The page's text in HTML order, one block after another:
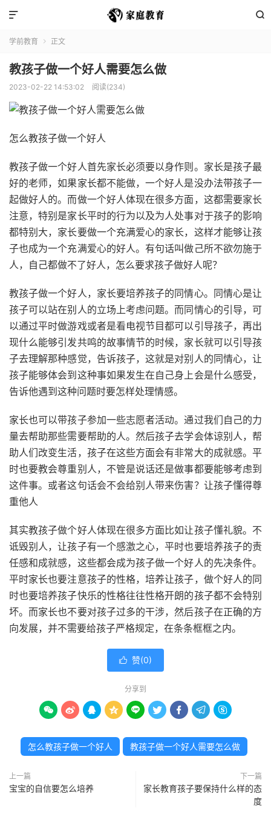


学前教育  正文
教孩子做一个好人需要怎么做
2023-02-22 14:53:02 阅读(234)
怎么教孩子做一个好人
教孩子做一个好人首先家长必须要以身作则。家长是孩子最
好的老师，如果家长都不能做，一个好人是没办法带孩子一
起做好人的。而做一个好人体现在很多方面，这都需要家长
注意，特别是家长平时的行为以及为人处事对于孩子的影响
都特别大，家长要做一个充满爱心的家长，这样才能够让孩
子也成为一个充满爱心的好人。有句话叫做己所不欲勿施于
人，自己都做不了好人，怎么要求孩子做好人呢？
教孩子做一个好人，家长要培养孩子的同情心。同情心是让
孩子可以站在别人的立场上考虑问题。而同情心的引导，可
以通过平时做游戏或者是看电视节目都可以引导孩子，再出
现什么能够引发共鸣的故事情节的时候，家长就可以引导孩
子去理解那种感觉，告诉孩子，这就是对别人的同情心，让
孩子能够体会到这种事如果发生在自己身上会是什么感受，
告诉他遇到这种问题时要怎样处理情感。
家长也可以带孩子参加一些志愿者活动。通过我们自己的力
量去帮助那些需要帮助的人。然后孩子去学会体谅别人，帮
助人们改变生活，孩子在这些方面会有非常大的成就感。平
时也要教会尊重别人，不管是说话还是做事都要能够考虑到
这件事。或者这句话会不会给别人带来伤害？让孩子懂得尊
重他人
其实教孩子做个好人体现在很多方面比如让孩子懂礼貌。不
诋毁别人，让孩子有一个感激之心，平时也要培养孩子的责
任感和成就感，这些都会成为孩子做一个好人的先决条件。
平时家长也要注意孩子的性格，培养让孩子，做个好人的同
时也要培养孩子快乐的性格往往性格开朗的孩子都不会特别
坏。而家长也不要对孩子过多的干涉，然后孩子在正确的方
向发展，并不需要给孩子严格规定，在条条框框之内。
 赞(0)
分享到
        
怎么教孩子做一个好人 教孩子做一个好人需要怎么做
上一篇
宝宝的自信要怎么培养
下一篇
家长教育孩子要保持什么样的态
度